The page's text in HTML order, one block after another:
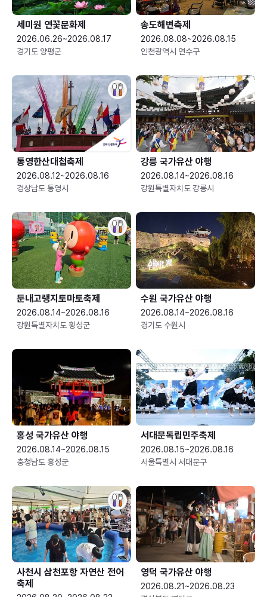
세미원 연꽃문화제
2026.06.26~2026.08.17
경기도 양평군
송도해변축제
2026.08.08~2026.08.15
인천광역시 연수구
통영한산대첩축제
2026.08.12~2026.08.16
경상남도 통영시
강릉 국가유산 야행
2026.08.14~2026.08.16
강원특별자치도 강릉시
둔내고랭지토마토축제
2026.08.14~2026.08.16
강원특별자치도 횡성군
수원 국가유산 야행
2026.08.14~2026.08.16
경기도 수원시
홍성 국가유산 야행
2026.08.14~2026.08.15
충청남도 홍성군
서대문독립민주축제
2026.08.15~2026.08.16
서울특별시 서대문구
사천시 삼천포항 자연산 전어
축제
영덕 국가유산 야행
2026.08.21~2026.08.23